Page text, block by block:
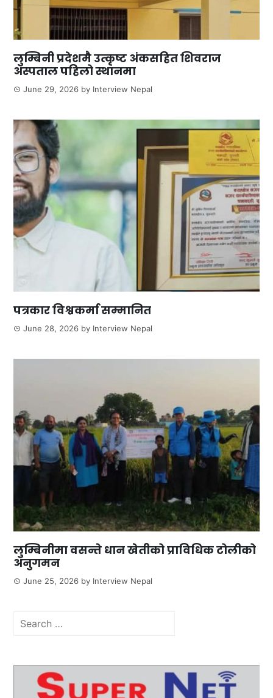
लुम्बिनी प्रदेशमै उत्कृष्ट अंकसहित शिवराज
अस्पताल पहिलो स्थानमा
June 29, 2026 by Interview Nepal
पत्रकार विश्वकर्मा सम्मानित
June 28, 2026 by Interview Nepal
लुम्बिनीमा वसन्ते धान खेतीको प्राविधिक टोलीको
अनुगमन
June 25, 2026 by Interview Nepal
Search